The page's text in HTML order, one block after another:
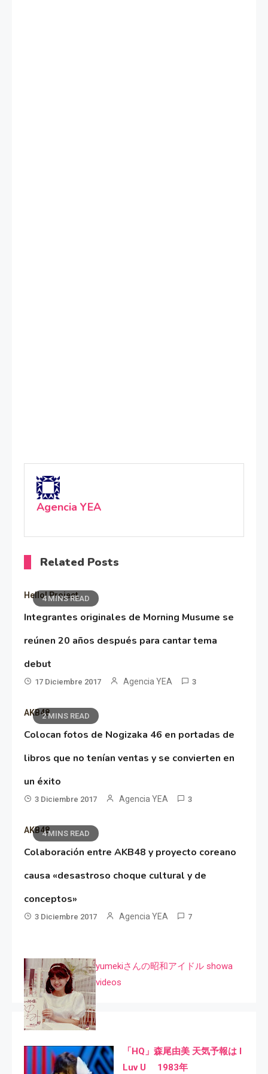
Agencia YEA
Related Posts
4 MINS READ
Hello! Project
Integrantes originales de Morning Musume se
reúnen 20 años después para cantar tema
debut
17 Diciembre 2017 Agencia YEA 3
2 MINS READ
AKB48
Colocan fotos de Nogizaka 46 en portadas de
libros que no tenían ventas y se convierten en
un éxito
3 Diciembre 2017 Agencia YEA 3
4 MINS READ
AKB48
Colaboración entre AKB48 y proyecto coreano
causa «desastroso choque cultural y de
conceptos»
3 Diciembre 2017 Agencia YEA 7
yumekiさんの昭和アイドル showa
videos
「HQ」森尾由美 天気予報は I
Luv U 1983年